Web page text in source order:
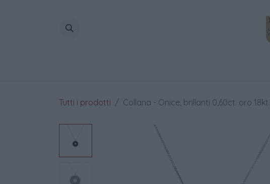
Tutti i prodotti Collana - Onice, brillanti 0,60ct. oro 18kt.